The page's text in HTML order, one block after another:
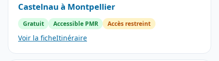
Castelnau à Montpellier
Gratuit Accessible PMR Accès restreint
Voir la ficheItinéraire